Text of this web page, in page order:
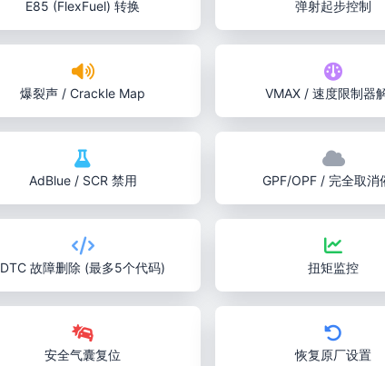
E85 (FlexFuel) 转换 弹射起步控制
爆裂声 / Crackle Map VMAX / 速度限制器
AdBlue / SCR 禁用 GPF/OPF / 完全取消
DTC 故障删除 (最多5个代码) 扭矩监控
安全气囊复位 恢复原厂设置